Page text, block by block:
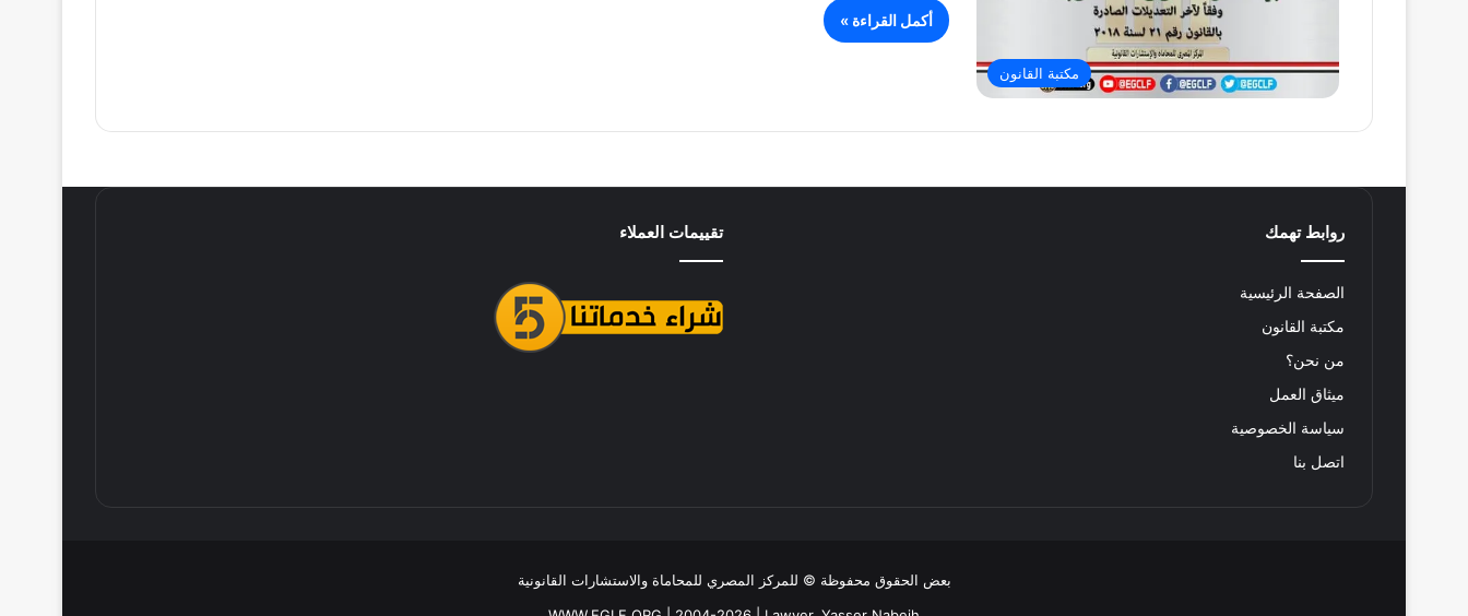
مكتبة القانون
أكمل القراءة »
روابط تهمك
الصفحة الرئيسية
مكتبة القانون
من نحن؟
ميثاق العمل
سياسة الخصوصية
اتصل بنا
تقييمات العملاء
بعض الحقوق محفوظة © للمركز المصري للمحاماة والاستشارات القانونية